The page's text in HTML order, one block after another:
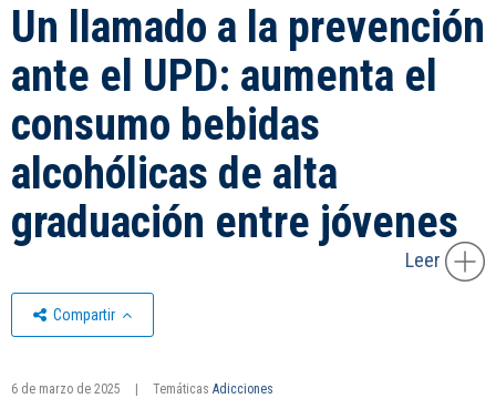
Un llamado a la prevención
ante el UPD: aumenta el
consumo bebidas
alcohólicas de alta
graduación entre jóvenes
Leer
Compartir
6 de marzo de 2025 Temáticas Adicciones